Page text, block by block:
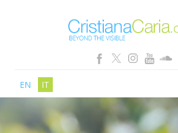
EN IT
CRISTIANA CARIA